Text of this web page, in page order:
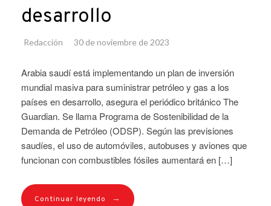
desarrollo
Redacción 30 de noviembre de 2023
Arabia saudí está implementando un plan de inversión
mundial masiva para suministrar petróleo y gas a los
países en desarrollo, asegura el periódico británico The
Guardian. Se llama Programa de Sostenibilidad de la
Demanda de Petróleo (ODSP). Según las previsiones
saudíes, el uso de automóviles, autobuses y aviones que
funcionan con combustibles fósiles aumentará en […]
Continuar leyendo →